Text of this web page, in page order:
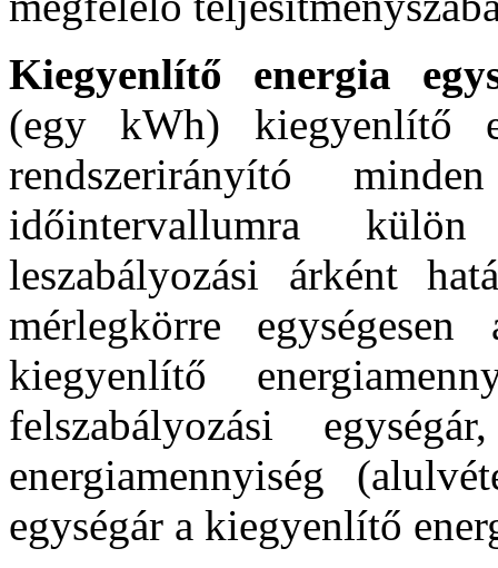
Kiegyenlítő energia
(egy kWh) kiegyenlítő
rendszerirányító
időintervallumra
leszabályozási árként
mérlegkörre
kiegyenlítő
felszabályozási
energiamennyiség
egységár a kiegyenlítő